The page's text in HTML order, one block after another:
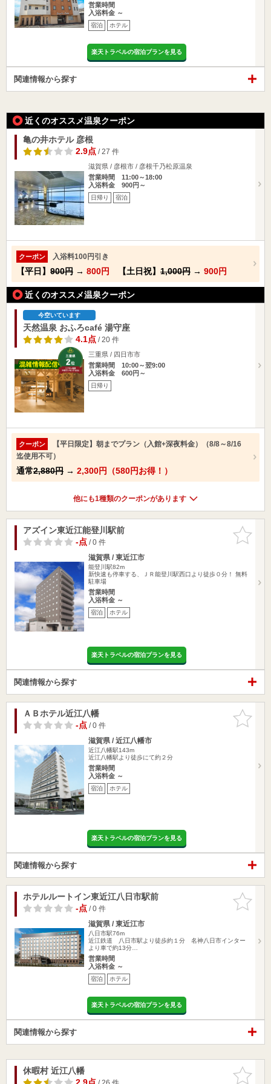
営業時間
入浴料金 ～
宿泊 ホテル
楽天トラベルの宿泊プランを見る
関連情報から探す
近くのオススメ温泉クーポン
亀の井ホテル 彦根
2.9点/ 27 件
滋賀県 / 彦根市 / 彦根千乃松原温泉
営業時間 11:00～18:00
入浴料金 900円～
日帰り 宿泊
クーポン 入浴料100円引き
【平日】 900円 → 800円 【土日祝】 1,000円 → 900円
近くのオススメ温泉クーポン
今空いています
天然温泉 おふろcafé 湯守座
4.1点/ 20 件
三重県 / 四日市市
営業時間 10:00～翌9:00
入浴料金 600円～
日帰り
クーポン
【平日限定】朝までプラン（入館+深夜料金）（8/8～8/16
迄使用不可）
通常2,880円 → 2,300円（580円お得！）
他にも1種類のクーポンがあります
お気に入
りに追加
アズイン東近江能登川駅前
-点/ 0 件
滋賀県 / 東近江市
能登川駅82m
新快速も停車する、ＪＲ能登川駅西口より徒歩０分！ 無料
駐車場
営業時間
入浴料金 ～
宿泊 ホテル
楽天トラベルの宿泊プランを見る
関連情報から探す
お気に入
りに追加
ＡＢホテル近江八幡
-点/ 0 件
滋賀県 / 近江八幡市
近江八幡駅143m
近江八幡駅より徒歩にて約２分
営業時間
入浴料金 ～
宿泊 ホテル
楽天トラベルの宿泊プランを見る
関連情報から探す
お気に入
りに追加
ホテルルートイン東近江八日市駅前
-点/ 0 件
滋賀県 / 東近江市
八日市駅76m
近江鉄道 八日市駅より徒歩約１分 名神八日市インター
より車で約13分…
営業時間
入浴料金 ～
宿泊 ホテル
楽天トラベルの宿泊プランを見る
関連情報から探す
お気に入
りに追加
休暇村 近江八幡